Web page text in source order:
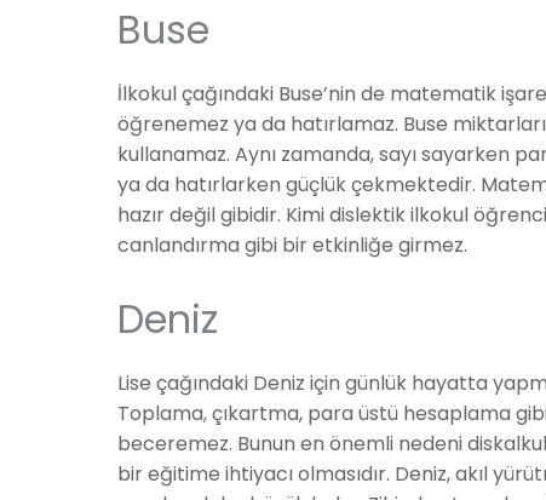
Buse
İlkokul çağındaki Buse’nin de matematik
öğrenemez ya da hatırlamaz. Buse
kullanamaz. Aynı zamanda, sayı sayarken
ya da hatırlarken güçlük çekmektedir.
hazır değil gibidir. Kimi dislektik ilkokul
canlandırma gibi bir etkinliğe girmez.
Deniz
Lise çağındaki Deniz için günlük hayatta
Toplama, çıkartma, para üstü hesaplama
beceremez. Bunun en önemli nedeni
bir eğitime ihtiyacı olmasıdır. Deniz, akıl